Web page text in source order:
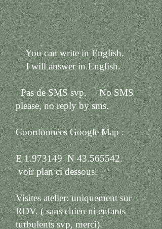
You can write in English.
I will answer in English.
Pas de SMS svp. No SMS
please, no reply by sms.
Coordonnées Google Map :
E1.973149N43.565542.
voir plan ci dessous.
Visites atelier: uniquement sur
RDV. ( sans chien ni enfants
turbulents svp, merci).